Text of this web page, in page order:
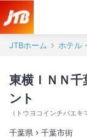
JTBホーム ホテル
東横ＩＮＮ千
ント
（ トウヨコインチバエキ
千葉県 千葉市街